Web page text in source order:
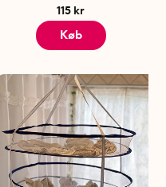
115 kr
Køb